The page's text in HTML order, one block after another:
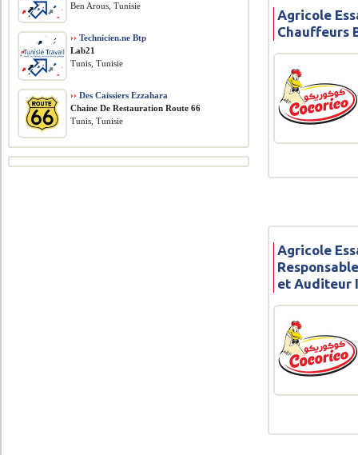
Agricole
Chauffeurs
Agricole
et Auditeur
Ben Arous, Tunisie
›› Technicien.ne Btp
Lab21
Tunis, Tunisie
›› Des Caissiers Ezzahara
Chaine De Restauration Route 66
Tunis, Tunisie